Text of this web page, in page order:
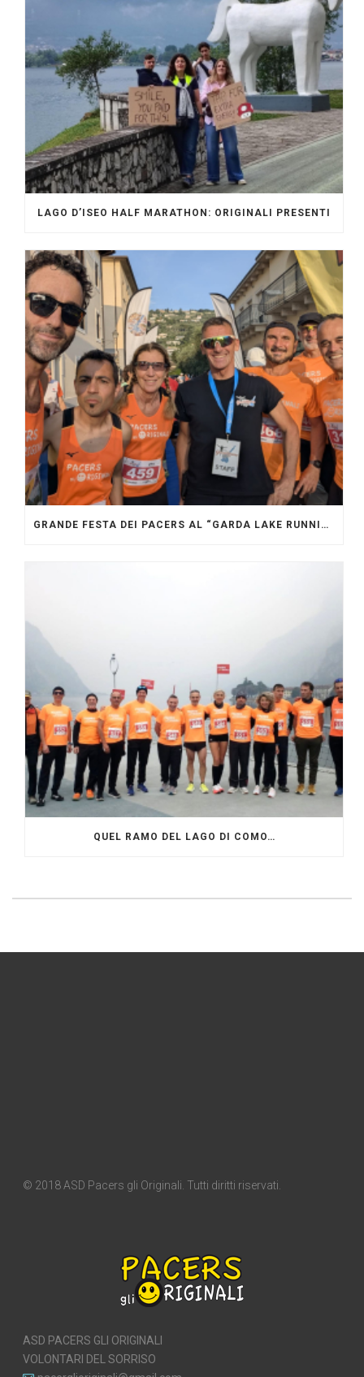
LAGO D’ISEO HALF MARATHON: ORIGINALI PRESENTI
GRANDE FESTA DEI PACERS AL “GARDA LAKE RUNNING FESTIVAL”
QUEL RAMO DEL LAGO DI COMO…
© 2018 ASD Pacers gli Originali. Tutti diritti riservati.
ASD PACERS GLI ORIGINALI
VOLONTARI DEL SORRISO